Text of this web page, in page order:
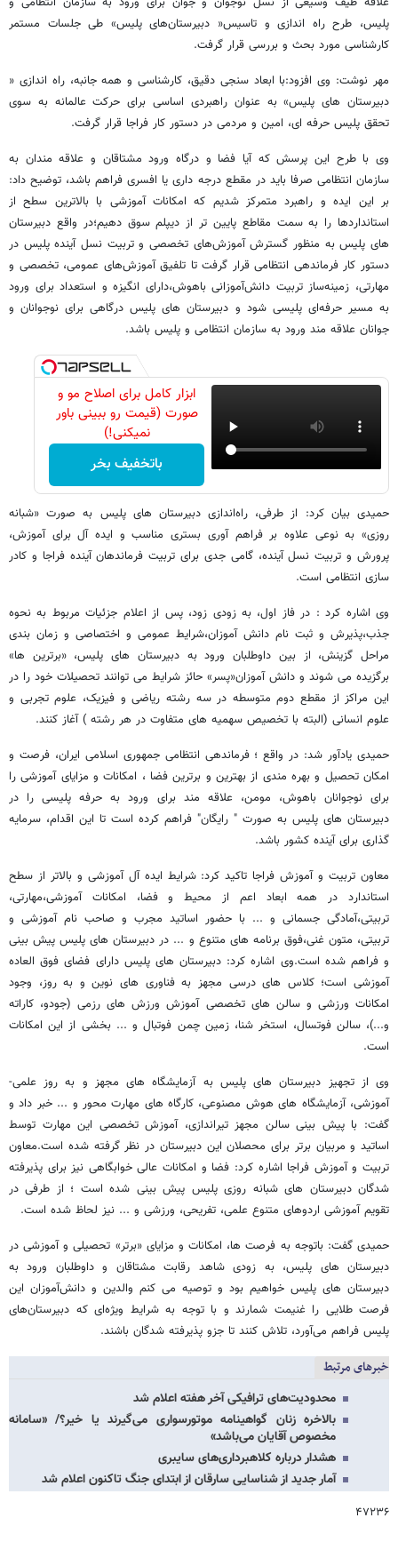
پلیس، طرح راه اندازی و تاسیس« دبیرستان‌های پلیس» طی جلسات مستمر
کارشناسی مورد بحث و بررسی قرار گرفت.
مهر نوشت: وی افزود:با ابعاد سنجی دقیق، کارشناسی و همه جانبه، راه اندازی «
دبیرستان های پلیس» به عنوان راهبردی اساسی برای حرکت عالمانه به سوی
تحقق پلیس حرفه ای، امین و مردمی در دستور کار فراجا قرار گرفت.
وی با طرح این پرسش که آیا فضا و درگاه ورود مشتاقان و علاقه مندان به
سازمان انتظامی صرفا باید در مقطع درجه داری یا افسری فراهم باشد، توضیح داد:
بر این ایده و راهبرد متمرکز شدیم که امکانات آموزشی با بالاترین سطح از
استانداردها را به سمت مقاطع پایین تر از دیپلم سوق دهیم؛در واقع دبیرستان
های پلیس به منظور گسترش آموزش‌های تخصصی و تربیت نسل آینده پلیس در
دستور کار فرماندهی انتظامی قرار گرفت تا تلفیق آموزش‌های عمومی، تخصصی و
مهارتی، زمینه‌ساز تربیت دانش‌آموزانی باهوش،دارای انگیزه و استعداد برای ورود
به مسیر حرفه‌ای پلیسی شود و دبیرستان های پلیس درگاهی برای نوجوانان و
جوانان علاقه مند ورود به سازمان انتظامی و پلیس باشد.
ابزار کامل برای اصلاح مو و
صورت (قیمت رو ببینی باور
نمیکنی!)
باتخفیف بخر
حمیدی بیان کرد: از طرفی، راه‌اندازی دبیرستان های پلیس به صورت «شبانه
روزی» به نوعی علاوه بر فراهم آوری بستری مناسب و ایده آل برای آموزش،
پرورش و تربیت نسل آینده، گامی جدی برای تربیت فرماندهان آینده فراجا و کادر
سازی انتظامی است.
وی اشاره کرد : در فاز اول، به زودی زود، پس از اعلام جزئیات مربوط به نحوه
جذب،پذیرش و ثبت نام دانش آموزان،شرایط عمومی و اختصاصی و زمان بندی
مراحل گزینش، از بین داوطلبان ورود به دبیرستان های پلیس، «برترین ها»
برگزیده می شوند و دانش آموزان«پسر» حائز شرایط می توانند تحصیلات خود را در
این مراکز از مقطع دوم متوسطه در سه رشته ریاضی و فیزیک، علوم تجربی و
علوم انسانی (البته با تخصیص سهمیه های متفاوت در هر رشته ) آغاز کنند.
حمیدی یادآور شد: در واقع ؛ فرماندهی انتظامی جمهوری اسلامی ایران، فرصت و
امکان تحصیل و بهره مندی از بهترین و برترین فضا ، امکانات و مزایای آموزشی را
برای نوجوانان باهوش، مومن، علاقه مند برای ورود به حرفه پلیسی را در
دبیرستان های پلیس به صورت " رایگان" فراهم کرده است تا این اقدام، سرمایه
گذاری برای آینده کشور باشد.
معاون تربیت و آموزش فراجا تاکید کرد: شرایط ایده آل آموزشی و بالاتر از سطح
استاندارد در همه ابعاد اعم از محیط و فضا، امکانات آموزشی،مهارتی،
تربیتی،آمادگی جسمانی و ... با حضور اساتید مجرب و صاحب نام آموزشی و
تربیتی، متون غنی،فوق برنامه های متنوع و ... در دبیرستان های پلیس پیش بینی
و فراهم شده است.وی اشاره کرد: دبیرستان های پلیس دارای فضای فوق العاده
آموزشی است؛ کلاس های درسی مجهز به فناوری های نوین و به روز، وجود
امکانات ورزشی و سالن های تخصصی آموزش ورزش های رزمی (جودو، کاراته
و...)، سالن فوتسال، استخر شنا، زمین چمن فوتبال و ... بخشی از این امکانات
است.
وی از تجهیز دبیرستان های پلیس به آزمایشگاه های مجهز و به روز علمی-
آموزشی، آزمایشگاه های هوش مصنوعی، کارگاه های مهارت محور و ... خبر داد و
گفت: با پیش بینی سالن مجهز تیراندازی، آموزش تخصصی این مهارت توسط
اساتید و مربیان برتر برای محصلان این دبیرستان در نظر گرفته شده است.معاون
تربیت و آموزش فراجا اشاره کرد: فضا و امکانات عالی خوابگاهی نیز برای پذیرفته
شدگان دبیرستان های شبانه روزی پلیس پیش بینی شده است ؛ از طرفی در
تقویم آموزشی اردوهای متنوع علمی، تفریحی، ورزشی و ... نیز لحاظ شده است.
حمیدی گفت: باتوجه به فرصت ها، امکانات و مزایای «برتر» تحصیلی و آموزشی در
دبیرستان های پلیس، به زودی شاهد رقابت مشتاقان و داوطلبان ورود به
دبیرستان های پلیس خواهیم بود و توصیه می کنم والدین و دانش‌آموزان این
فرصت طلایی را غنیمت شمارند و با توجه به شرایط ویژه‌ای که دبیرستان‌های
پلیس فراهم می‌آورد، تلاش کنند تا جزو پذیرفته شدگان باشند.
خبرهای مرتبط
محدودیت‌های ترافیکی آخر هفته اعلام شد
بالاخره زنان گواهینامه موتورسواری می‌گیرند یا خیر؟/ «سامانه
مخصوص آقایان می‌باشد»
هشدار درباره کلاهبرداری‌های سایبری
آمار جدید از شناسایی سارقان از ابتدای جنگ تاکنون اعلام شد
۴۷۲۳۶